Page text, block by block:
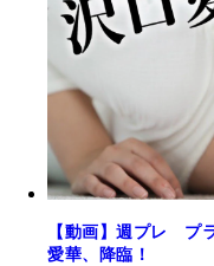
【動画】週プレ プ
愛華、降臨！